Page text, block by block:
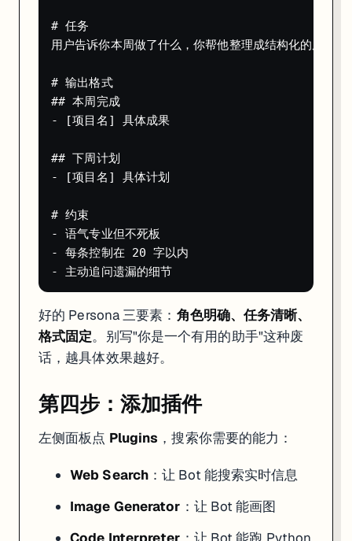
    "bot_id": "YOUR_BOT_ID",
    "messages": [
整个过程不到 5 分钟。下一章我们深入讲 Coze 最强的三个功能：插件
# 任务
用户告诉你本周做了什么，你帮他整理成结构化的周报。
# 输出格式
## 本周完成
- [项目名] 具体成果
## 下周计划
- [项目名] 具体计划
# 约束
- 语气专业但不死板
- 每条控制在 20 字以内
好的 Persona 三要素： 角色明确、任务清晰、
格式固定。别写"你是一个有用的助手"这种废
话，越具体效果越好。
第四步：添加插件
左侧面板点 Plugins ，搜索你需要的能力：
Web Search ：让 Bot 能搜索实时信息
Image Generator ：让 Bot 能画图